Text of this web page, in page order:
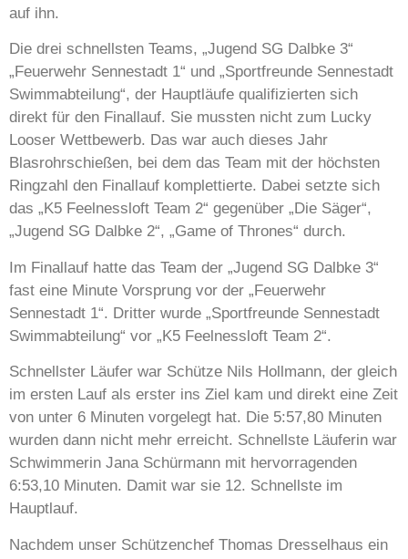
auf ihn.
Die drei schnellsten Teams, „Jugend SG Dalbke 3“
„Feuerwehr Sennestadt 1“ und „Sportfreunde Sennestadt
Swimmabteilung“, der Hauptläufe qualifizierten sich
direkt für den Finallauf. Sie mussten nicht zum Lucky
Looser Wettbewerb. Das war auch dieses Jahr
Blasrohrschießen, bei dem das Team mit der höchsten
Ringzahl den Finallauf komplettierte. Dabei setzte sich
das „K5 Feelnessloft Team 2“ gegenüber „Die Säger“,
„Jugend SG Dalbke 2“, „Game of Thrones“ durch.
Im Finallauf hatte das Team der „Jugend SG Dalbke 3“
fast eine Minute Vorsprung vor der „Feuerwehr
Sennestadt 1“. Dritter wurde „Sportfreunde Sennestadt
Swimmabteilung“ vor „K5 Feelnessloft Team 2“.
Schnellster Läufer war Schütze Nils Hollmann, der gleich
im ersten Lauf als erster ins Ziel kam und direkt eine Zeit
von unter 6 Minuten vorgelegt hat. Die 5:57,80 Minuten
wurden dann nicht mehr erreicht. Schnellste Läuferin war
Schwimmerin Jana Schürmann mit hervorragenden
6:53,10 Minuten. Damit war sie 12. Schnellste im
Hauptlauf.
Nachdem unser Schützenchef Thomas Dresselhaus ein